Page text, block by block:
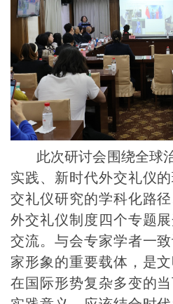
此次研讨会 围绕全球
实践、新时代外交礼仪
交礼仪研究的学科化路
外交礼仪制度 四个专题
交流。与会专家学者一
家形象的重要载体，是
在国际形势复杂多变的